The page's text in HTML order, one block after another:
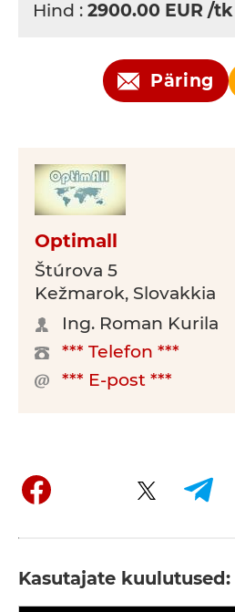
Hind : 2900.00 EUR /tk
Päring
Optimall
Štúrova 5
Kežmarok, Slovakkia
Ing. Roman Kurila
*** Telefon ***
*** E-post ***
Kasutajate